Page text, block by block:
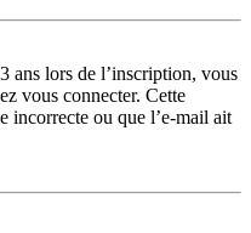
ans lors de l’inscription, vous
vous connecter. Cette
incorrecte ou que l’e-mail ait